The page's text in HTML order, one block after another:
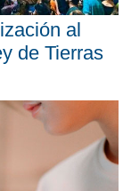
al
de Tierras